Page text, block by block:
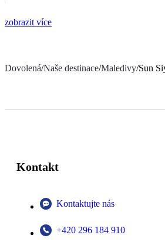
zobrazit více
Dovolená/Naše destinace/Maledivy/Sun
Kontakt
Kontaktujte nás
+420 296 184 910